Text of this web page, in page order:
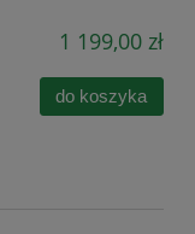
1 199,00 zł
do koszyka